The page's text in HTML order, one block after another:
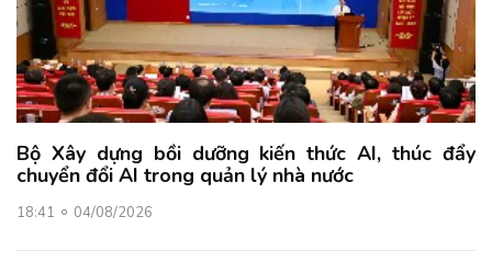
Bộ Xây dựng bồi dưỡng kiến thức AI, thúc đẩy
chuyển đổi AI trong quản lý nhà nước
18:41 04/08/2026